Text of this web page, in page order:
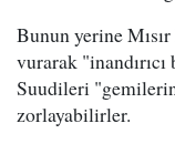
Bunun yerine
vurarak
Suudileri
zorlayabilirler.